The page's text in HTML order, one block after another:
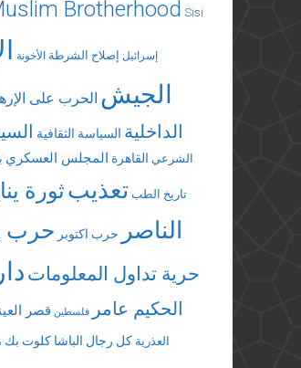
Brotherhood Sisi
إسرائيل إصلاح الشرطة الأخونة
الجيش الحرب على
الداخلية السياسة الثقافية
الشرعي القاهرة المجلس العسكري
تاريخ الطب تعذيبثورة
الناصر
حرب اكتوبر حرب
حرية تداول المعلومات
الحكيم عامر
فلسطين قصر
العذرية كل رجال الباشا كلوت بك